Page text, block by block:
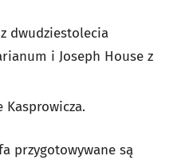
dwudziestolecia
i Joseph House z
przygotowywane są